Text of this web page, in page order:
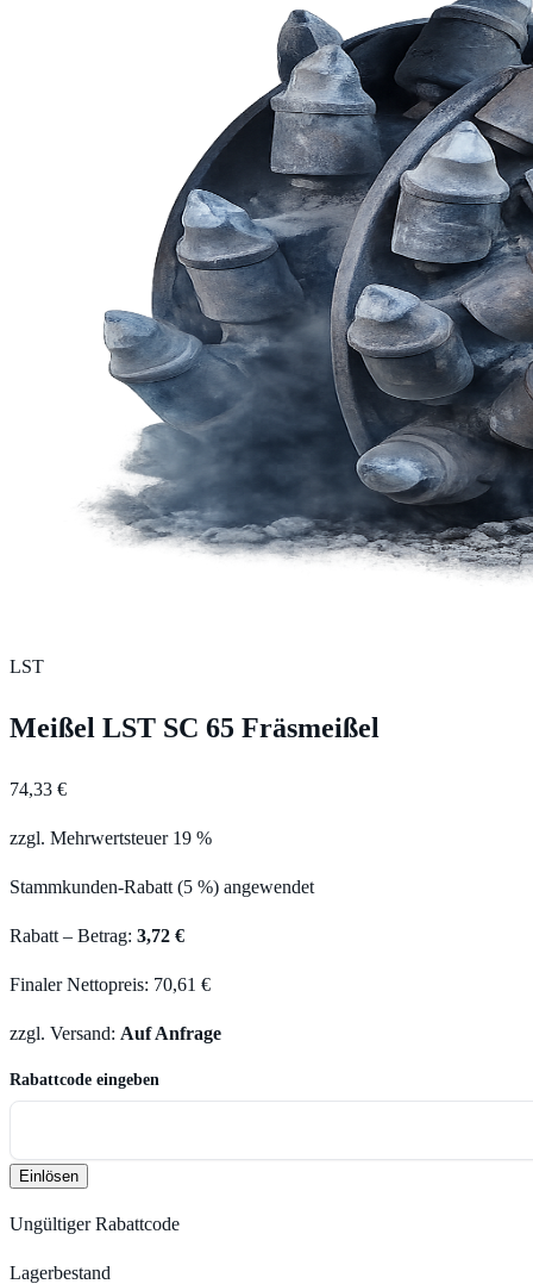
LST
Meißel LST SC 65 Fräsmeißel
74,33 €
zzgl. Mehrwertsteuer 19 %
Stammkunden-Rabatt (5 %) angewendet
Rabatt – Betrag: 3,72 €
Finaler Nettopreis: 70,61 €
zzgl. Versand: Auf Anfrage
Rabattcode eingeben
Einlösen
Ungültiger Rabattcode
Lagerbestand